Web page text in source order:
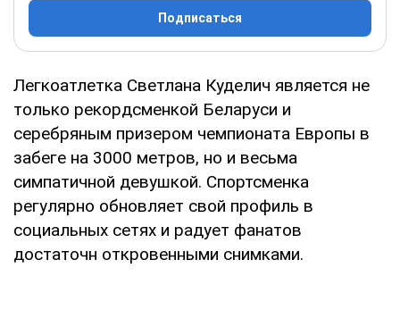
Подписаться
Легкоатлетка Светлана Куделич является не
только рекордсменкой Беларуси и
серебряным призером чемпионата Европы в
забеге на 3000 метров, но и весьма
симпатичной девушкой. Спортсменка
регулярно обновляет свой профиль в
социальных сетях и радует фанатов
достаточн откровенными снимками.